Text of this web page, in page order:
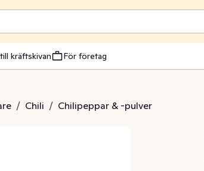
kräftskivan För företag
/ Chili / Chilipeppar & -pulver